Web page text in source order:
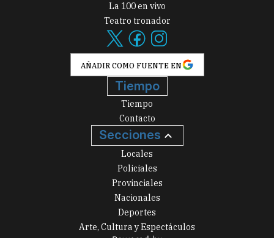
La 100 en vivo
Teatro tronador
AÑADIR COMO FUENTE EN
Tiempo
Tiempo
Contacto
Secciones
Locales
Policiales
Provinciales
Nacionales
Deportes
Arte, Cultura y Espectáculos